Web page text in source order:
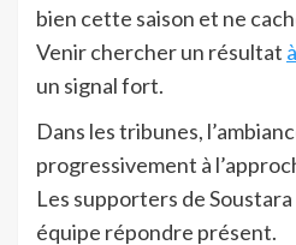
bien cette saison et ne
Venir chercher un résultat
un signal fort.
Dans les tribunes,
progressivement à
Les supporters de
équipe répondre présent.